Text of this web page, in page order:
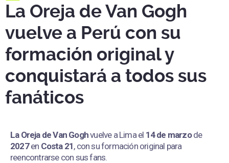
La Oreja de Van Gogh
vuelve a Perú con su
formación original y
conquistará a todos sus
fanáticos
La Oreja de Van Goghvuelve a Lima el 14 de marzode
2027en Costa 21, con su formación original para
reencontrarse con sus fans.